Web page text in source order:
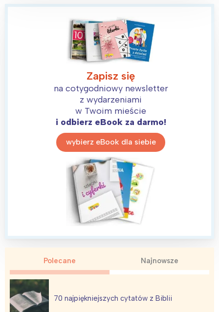
Zapisz się
na cotygodniowy newsletter
z wydarzeniami
w Twoim mieście
i odbierz eBook za darmo!
wybierz eBook dla siebie
Polecane Najnowsze
70 najpiękniejszych cytatów z Biblii